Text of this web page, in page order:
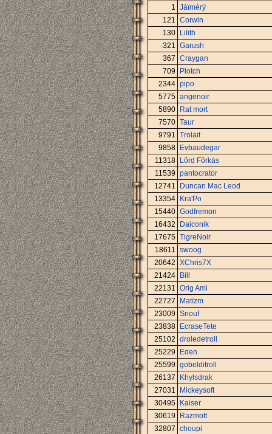
1 Jàïmérÿ
121 Corwin
130
Lilith
321 Garush
367 Craygan
709
Plotch
2344 pipo
5775 angenoir
5890
Rat mort
7570 Taur
9791 Trolait
9858
Evbaudegar
11318
Lõrd Fõrkàs
11539 pantocrator
12741
Duncan Mac Leod
13354
Kra'Po
15440 Godfremon
16432
Daiconik
17675 TigreNoir
18611 swoog
20642 XChris7X
21424
Bill
22131 Orig Ami
22727
Matïzm
23009 Snouf
23838
EcraseTete
25102 droledetroll
25229
Eden
25599 gobelditroll
26137
Khylsdrak
27031
Mickeysoft
30495
Kaiser
30619
Razmott
32807 choupi